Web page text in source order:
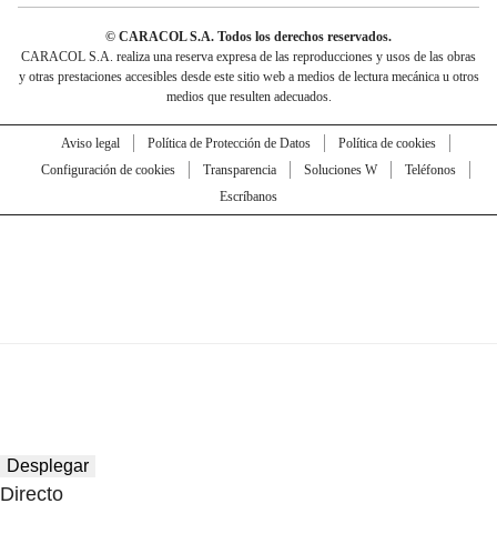
© CARACOL S.A. Todos los derechos reservados.
CARACOL S.A. realiza una reserva expresa de las reproducciones y usos de las obras
y otras prestaciones accesibles desde este sitio web a medios de lectura mecánica u otros
medios que resulten adecuados.
Aviso legal Política de Protección de Datos
Política de cookies
Configuración de cookies
Transparencia Soluciones W
Teléfonos
Escríbanos
Desplegar
Directo